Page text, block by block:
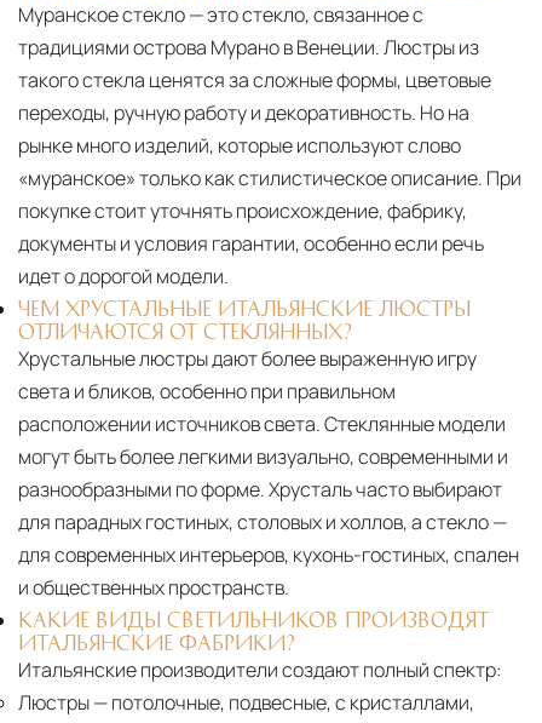
Муранское стекло — это стекло, связанное с
традициями острова Мурано в Венеции. Люстры из
такого стекла ценятся за сложные формы, цветовые
переходы, ручную работу и декоративность. Но на
рынке много изделий, которые используют слово
«муранское» только как стилистическое описание. При
покупке стоит уточнять происхождение, фабрику,
документы и условия гарантии, особенно если речь
идет о дорогой модели.
ЧЕМ ХРУСТАЛЬНЫЕ ИТАЛЬЯНСКИЕ ЛЮСТРЫ
ОТЛИЧАЮТСЯ ОТ СТЕКЛЯННЫХ?
Хрустальные люстры дают более выраженную игру
света и бликов, особенно при правильном
расположении источников света. Стеклянные модели
могут быть более легкими визуально, современными и
разнообразными по форме. Хрусталь часто выбирают
для парадных гостиных, столовых и холлов, а стекло —
для современных интерьеров, кухонь-гостиных, спален
и общественных пространств.
КАКИЕ ВИДЫ СВЕТИЛЬНИКОВ ПРОИЗВОДЯТ
ИТАЛЬЯНСКИЕ ФАБРИКИ?
Итальянские производители создают полный спектр:
Люстры— потолочные, подвесные, с кристаллами,